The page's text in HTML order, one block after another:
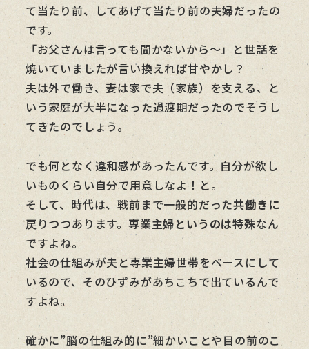
て当たり前、してあげて当たり前の夫婦だったの
です。
「お父さんは言っても聞かないから～」と世話を
焼いていましたが言い換えれば甘やかし？
夫は外で働き、妻は家で夫（家族）を支える、と
いう家庭が大半になった過渡期だったのでそうし
てきたのでしょう。
でも何となく違和感があったんです。自分が欲し
いものくらい自分で用意しなよ！と。
そして、時代は、戦前まで一般的だった共働きに
戻りつつあります。 専業主婦というのは特殊なん
ですよね。
社会の仕組みが夫と専業主婦世帯をベースにして
いるので、そのひずみがあちこちで出ているんで
すよね。
確かに”脳の仕組み的に”細かいことや目の前のこ